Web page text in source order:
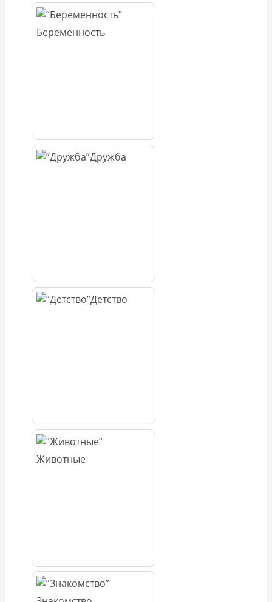
Беременность
Дружба
Детство
Животные